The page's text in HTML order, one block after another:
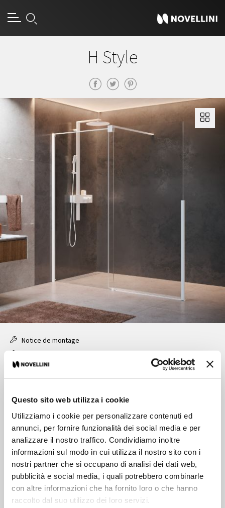
Questo sito web utilizza i cookie
Utilizziamo i cookie per personalizzare contenuti ed
annunci, per fornire funzionalità dei social media e per
analizzare il nostro traffico. Condividiamo inoltre
informazioni sul modo in cui utilizza il nostro sito con i
nostri partner che si occupano di analisi dei dati web,
pubblicità e social media, i quali potrebbero combinarle
con altre informazioni che ha fornito loro o che hanno
raccolto dal suo utilizzo dei loro servizi.
H Style
Notice de montage
niche ou angle
Caractéristiques
Prix:
Plus
Style:Contemporain
Couleur des profilés: Silver , Noir mat , Chrome , Blanc mat
Verre:Transparent
Dimensions